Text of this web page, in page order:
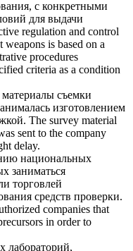
с конкретными
для выдачи
regulation and control
is based on a
procedures
criteria as a condition
съемки
изготовлением
The survey material
sent to the company
delay.
национальных
заниматься
торговлей
средств проверки.
companies that
in order to
лабораторий,